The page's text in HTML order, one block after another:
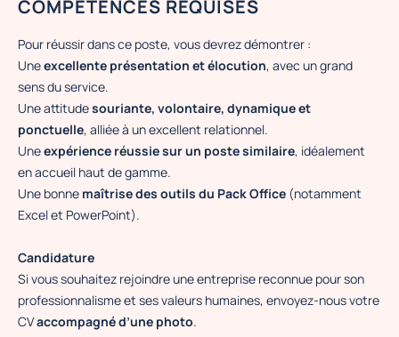
COMPÉTENCES REQUISES
Pour réussir dans ce poste, vous devrez démontrer :
Uneexcellente présentation et élocution, avec un grand
sens du service.
Une attitudesouriante, volontaire, dynamique et
ponctuelle, alliée à un excellent relationnel.
Uneexpérience réussie sur un poste similaire, idéalement
en accueil haut de gamme.
Une bonne maîtrise des outils du Pack Office (notamment
Excel et PowerPoint).
Candidature
Si vous souhaitez rejoindre une entreprise reconnue pour son
professionnalisme et ses valeurs humaines, envoyez-nous votre
CVaccompagné d’une photo.